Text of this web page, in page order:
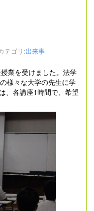
テゴリ:出来事
業を受けました。法学
様々な大学の先生に学
、各講座1時間で、希望